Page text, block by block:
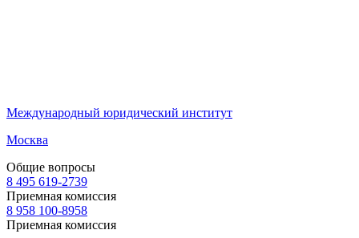
Международный юридический институт
Москва
Общие вопросы
8 495 619-2739
Приемная комиссия
8 958 100-8958
Приемная комиссия